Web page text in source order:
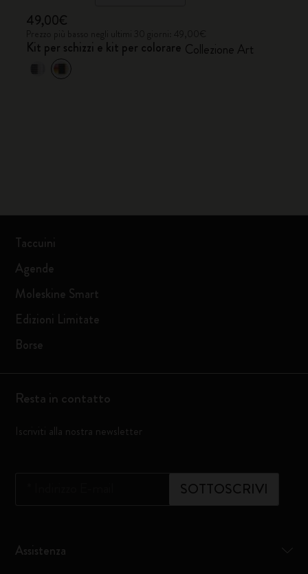
49,00€
Kit per schizzi e kit per colorare Collezione Art
Taccuini
Agende
Moleskine Smart
Edizioni Limitate
Borse
Resta in contatto
Iscriviti alla nostra newsletter
SOTTOSCRIVI
Assistenza